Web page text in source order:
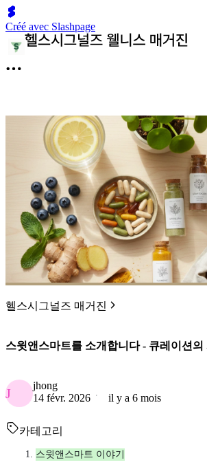
Créé avec Slashpage
헬스시그널즈 매거진
스윗앤스마트를 소개합니다 - 큐레이션의
J
jhong
14 févr. 2026
il y a 6 mois
카테고리
스윗앤스마트 이야기